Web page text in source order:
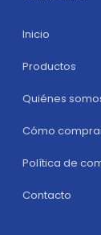
Inicio
Productos
Quiénes
Cómo
Política de
Contacto